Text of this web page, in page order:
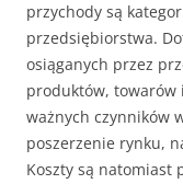
przychody są
przedsiębiorstwa.
osiąganych przez
produktów, towarów
ważnych czynników
poszerzenie rynku,
Koszty są natomiast